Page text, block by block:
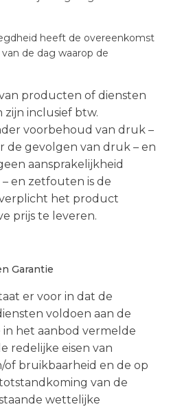
heeft de overeenkomst
de dag waarop de
producten of diensten
inclusief btw.
voorbehoud van druk –
de gevolgen van druk – en
aansprakelijkheid
en zetfouten is de
het product
prijs te leveren.
Garantie
er voor in dat de
voldoen aan de
het aanbod vermelde
redelijke eisen van
bruikbaarheid en de op
van de
wettelijke